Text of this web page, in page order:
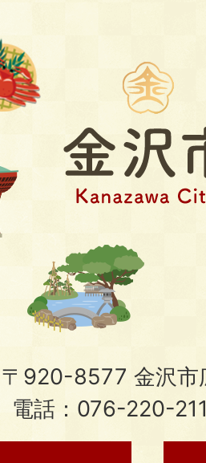
〒920-8577 金沢市
電話：076-220-